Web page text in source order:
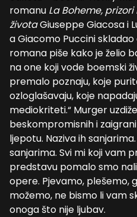
romanu La Boheme,
životaGiuseppe Giacosa i
a Giacomo Puccini
romana piše kako je želio
na one koji vode boemski
premalo poznaju, koje
ozloglašavaju, koje
mediokriteti.“ Murger
beskompromisnih i
ljepotu. Naziva ih
sanjarima. Svi mi koji vam
predstavu pomalo smo
opere. Pjevamo, plešemo,
možemo, ne bismo li vam
onoga što nije ljubav.